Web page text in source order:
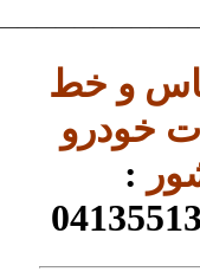
و خط
خودرو
: